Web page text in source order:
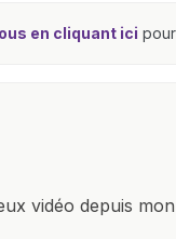
en cliquant ici
vidéo depuis